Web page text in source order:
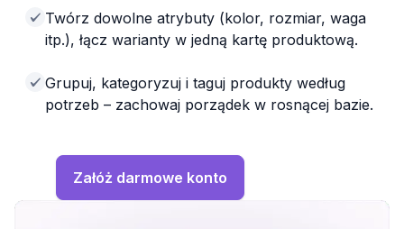
Twórz dowolne atrybuty (kolor, rozmiar, waga
itp.), łącz warianty w jedną kartę produktową.
Grupuj, kategoryzuj i taguj produkty według
potrzeb – zachowaj porządek w rosnącej bazie.
Załóż darmowe konto